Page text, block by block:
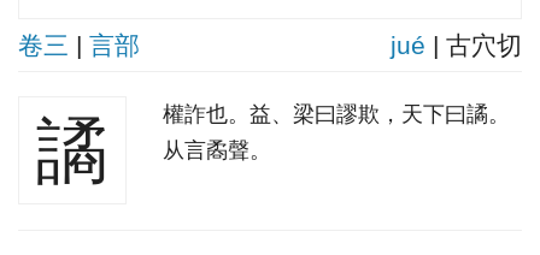
卷三 | 言部 jué | 古穴切
譎
權詐也。益、梁曰謬欺，天下曰譎。
从言矞聲。